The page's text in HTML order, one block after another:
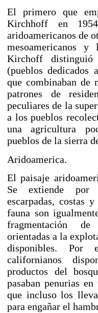
El primero que
Kirchhoff en 1954
aridoamericanos de
mesoamericanos
Kirchoff distinguió
(pueblos dedicados
que combinaban de
patrones de
peculiares de la
a los pueblos
una agricultura
pueblos de la sierra
Aridoamerica.
El paisaje
Se extiende por
escarpadas, costas
fauna son
fragmentación
orientadas a la
disponibles. Por
californianos
productos del
pasaban penurias
que incluso los
para engañar el